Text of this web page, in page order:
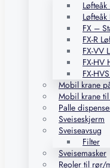
Løfteåk
Løfteåk
FX –
FX-R
FX-VV
FX-HV
FX-
Mobil krane
Mobil krane
Palle
Sveiseskjerm
Sveiseavsug
Filter
Sveisemasker
Reoler til rør/